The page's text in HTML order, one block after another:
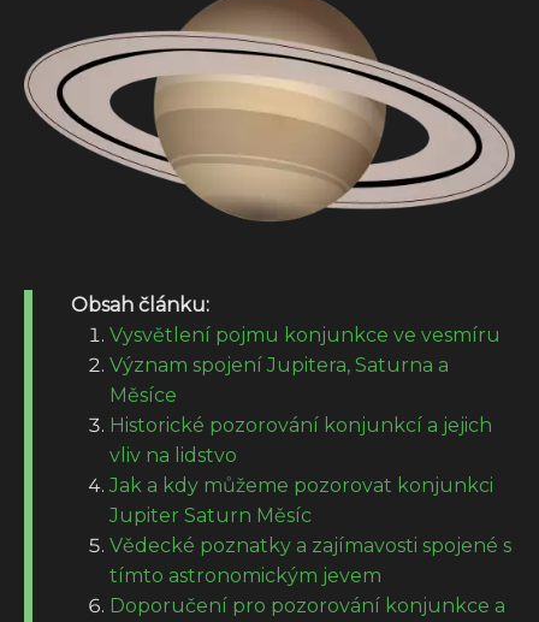
Obsah článku:
Vysvětlení pojmu konjunkce ve vesmíru
Význam spojení Jupitera, Saturna a
Měsíce
Historické pozorování konjunkcí a jejich
vliv na lidstvo
Jak a kdy můžeme pozorovat konjunkci
Jupiter Saturn Měsíc
Vědecké poznatky a zajímavosti spojené s
tímto astronomickým jevem
Doporučení pro pozorování konjunkce a